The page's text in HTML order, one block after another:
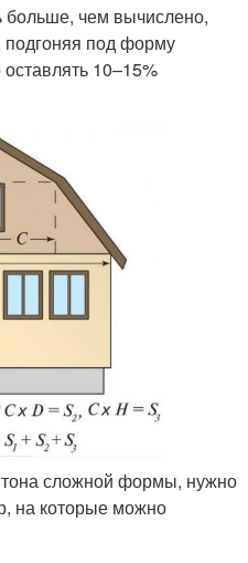
больше, чем вычислено,
подгоняя под форму
10–15%
сложной формы, нужно
на которые можно